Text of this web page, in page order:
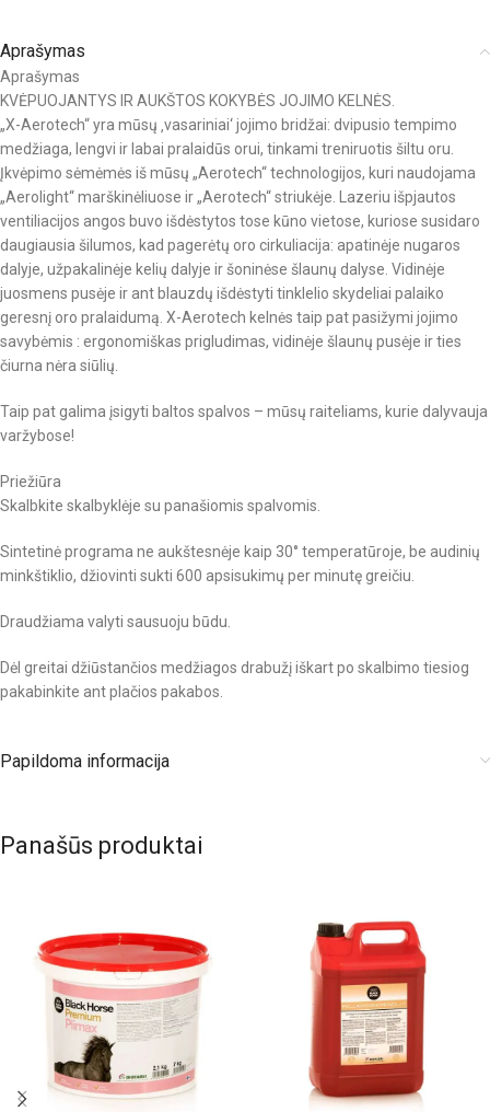
Aprašymas
Aprašymas
KVĖPUOJANTYS IR AUKŠTOS KOKYBĖS JOJIMO KELNĖS.
„X-Aerotech“ yra mūsų ‚vasariniai‘ jojimo bridžai: dvipusio tempimo
medžiaga, lengvi ir labai pralaidūs orui, tinkami treniruotis šiltu oru.
Įkvėpimo sėmėmės iš mūsų „Aerotech“ technologijos, kuri naudojama
„Aerolight“ marškinėliuose ir „Aerotech“ striukėje. Lazeriu išpjautos
ventiliacijos angos buvo išdėstytos tose kūno vietose, kuriose susidaro
daugiausia šilumos, kad pagerėtų oro cirkuliacija: apatinėje nugaros
dalyje, užpakalinėje kelių dalyje ir šoninėse šlaunų dalyse. Vidinėje
juosmens pusėje ir ant blauzdų išdėstyti tinklelio skydeliai palaiko
geresnį oro pralaidumą. X-Aerotech kelnės taip pat pasižymi jojimo
savybėmis : ergonomiškas prigludimas, vidinėje šlaunų pusėje ir ties
čiurna nėra siūlių.
Taip pat galima įsigyti baltos spalvos – mūsų raiteliams, kurie dalyvauja
varžybose!
Priežiūra
Skalbkite skalbyklėje su panašiomis spalvomis.
Sintetinė programa ne aukštesnėje kaip 30° temperatūroje, be audinių
minkštiklio, džiovinti sukti 600 apsisukimų per minutę greičiu.
Draudžiama valyti sausuoju būdu.
Dėl greitai džiūstančios medžiagos drabužį iškart po skalbimo tiesiog
pakabinkite ant plačios pakabos.
Papildoma informacija
Panašūs produktai